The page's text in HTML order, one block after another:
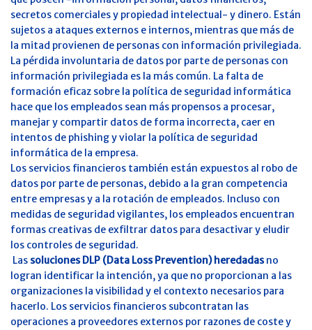
secretos comerciales y propiedad intelectual- y dinero. Están
sujetos a ataques externos e internos, mientras que más de
la mitad provienen de personas con información privilegiada.
La pérdida involuntaria de datos por parte de personas con
información privilegiada es la más común. La falta de
formación eficaz sobre la política de seguridad informática
hace que los empleados sean más propensos a procesar,
manejar y compartir datos de forma incorrecta, caer en
intentos de phishing y violar la política de seguridad
informática de la empresa.
Los servicios financieros también están expuestos al robo de
datos por parte de personas, debido a la gran competencia
entre empresas y a la rotación de empleados. Incluso con
medidas de seguridad vigilantes, los empleados encuentran
formas creativas de exfiltrar datos para desactivar y eludir
los controles de seguridad.
Las soluciones DLP (Data Loss Prevention) heredadasno
logran identificar la intención, ya que no proporcionan a las
organizaciones la visibilidad y el contexto necesarios para
hacerlo. Los servicios financieros subcontratan las
operaciones a proveedores externos por razones de coste y